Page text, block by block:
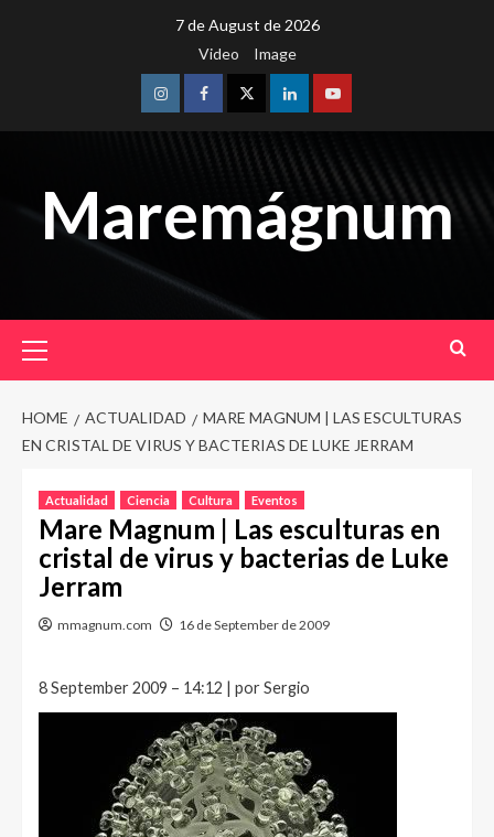
7 de August de 2026
Video
Image
InstagramFacebookTwitterLinkedinYoutube
Maremágnum
Menu
HOME ACTUALIDAD
MARE MAGNUM | LAS ESCULTURAS
EN CRISTAL DE VIRUS Y BACTERIAS DE LUKE JERRAM
Actualidad Ciencia Cultura Eventos
Mare Magnum | Las esculturas en
cristal de virus y bacterias de Luke
Jerram
mmagnum.com 16 de September de 2009
8 September 2009 – 14:12 | por Sergio